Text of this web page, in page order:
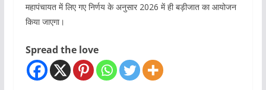
महापंचायत में लिए गए निर्णय के अनुसार 2026 में ही बड़ीजात का आयोजन
किया जाएगा।
Spread the love